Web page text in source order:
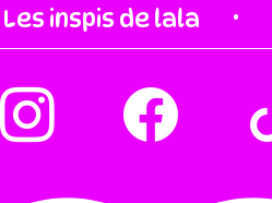
Les inspis de lala ·